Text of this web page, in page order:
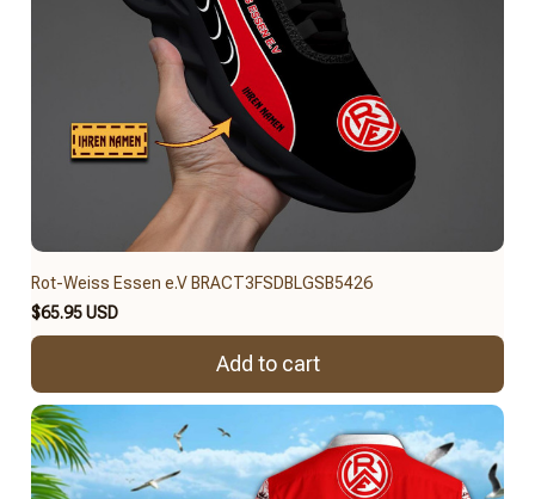
Rot-Weiss Essen e.V BRACT3FSDBLGSB5426
$65.95 USD
Add to cart